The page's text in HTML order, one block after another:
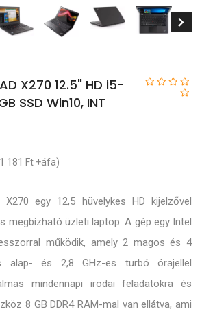
X270 12.5" HD i5-
SSD Win10, INT
181 Ft +áfa)
egy 12,5 hüvelykes HD kijelzővel
megbízható üzleti laptop. A gép egy Intel
működik, amely 2 magos és 4
alap- és 2,8 GHz-es turbó órajellel
mindennapi irodai feladatokra és
8 GB DDR4 RAM-mal van ellátva, ami